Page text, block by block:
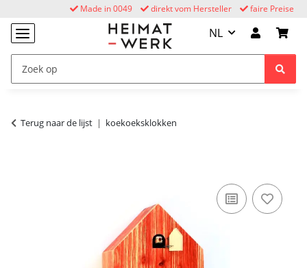
faire Preise
direkt vom Hersteller
Made in 0049
NL
Terug naar de lijst koekoeksklokken